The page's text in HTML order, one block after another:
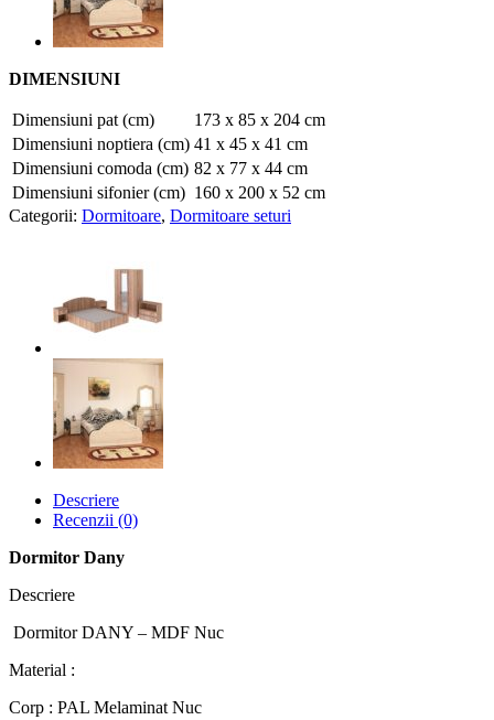
DIMENSIUNI
Dimensiuni pat (cm)
173 x 85 x 204 cm
Dimensiuni noptiera (cm) 41 x 45 x 41 cm
Dimensiuni comoda (cm) 82 x 77 x 44 cm
Dimensiuni sifonier (cm) 160 x 200 x 52 cm
Categorii: Dormitoare, Dormitoare seturi
Descriere
Recenzii (0)
Dormitor Dany
Descriere
Dormitor DANY – MDF Nuc
Material :
Corp : PAL Melaminat Nuc